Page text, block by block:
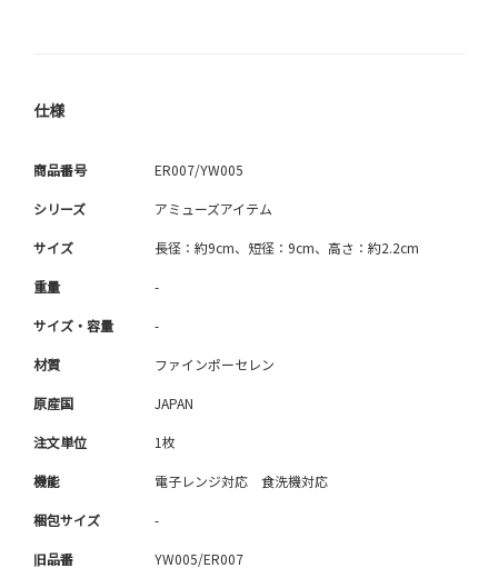
仕様
商品番号 ER007/YW005
シリーズ アミューズアイテム
サイズ 長径：約9cm、短径：9cm、高さ：約2.2cm
重量 -
サイズ・容量 -
材質 ファインポーセレン
原産国 JAPAN
注文単位 1枚
機能 電子レンジ対応 食洗機対応
梱包サイズ -
旧品番 YW005/ER007